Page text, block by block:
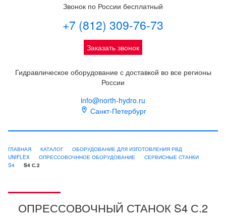
Звонок по России бесплатный
+7 (812) 309-76-73
Заказать звонок
Гидравлическое оборудование с доставкой во все регионы
России
info@north-hydro.ru
Санкт-Петербург
ГЛАВНАЯ КАТАЛОГ
ОБОРУДОВАНИЕ ДЛЯ ИЗГОТОВЛЕНИЯ РВД
UNIFLEX
ОПРЕССОВОЧННОЕ ОБОРУДОВАНИЕ
СЕРВИСНЫЕ СТАНКИ
S4
S4 С.2
ОПРЕССОВОЧНЫЙ СТАНОК S4 С.2